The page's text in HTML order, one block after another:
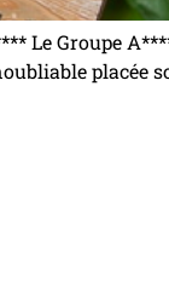
Le Groupe
placée